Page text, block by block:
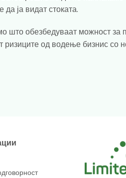
ја видат стоката.
што обезбедуваат можност за
ризиците од водење бизнис со